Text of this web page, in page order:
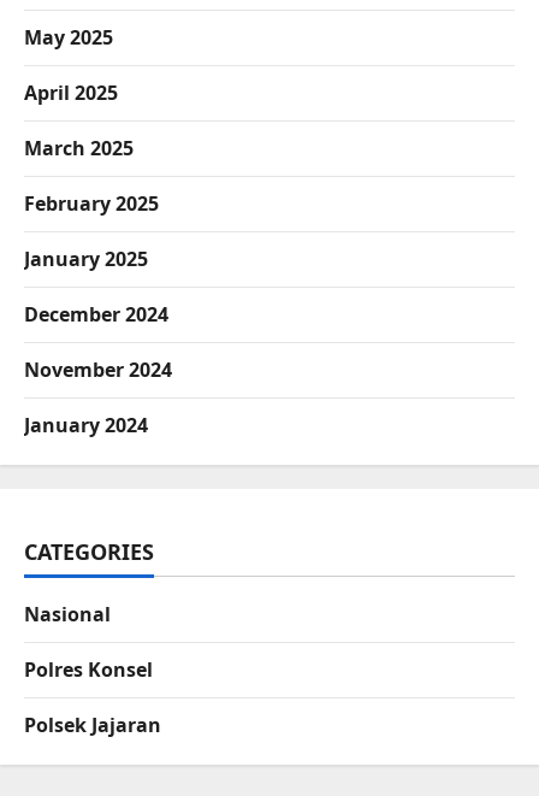
May 2025
April 2025
March 2025
February 2025
January 2025
December 2024
November 2024
January 2024
CATEGORIES
Nasional
Polres Konsel
Polsek Jajaran